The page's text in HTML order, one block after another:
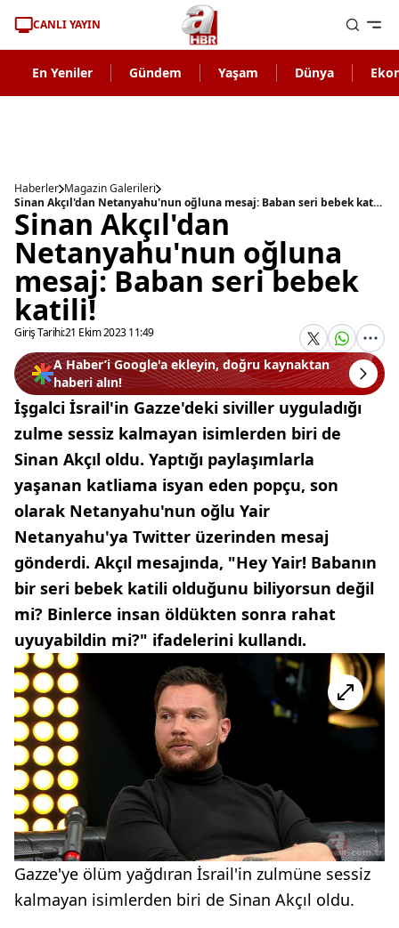
CANLI YAYIN
En Yeniler Gündem Yaşam Dünya
Haberler Magazin Galerileri
Sinan Akçıl'dan Netanyahu'nun oğluna mesaj: Baban seri bebek katili!
Sinan Akçıl'dan
Netanyahu'nun oğluna
mesaj: Baban seri bebek
katili!
Giriş Tarihi:21 Ekim 2023 11:49
A Haber’i Google'a ekleyin, doğru kaynaktan
haberi alın!
İşgalci İsrail'in Gazze'deki siviller uyguladığı
zulme sessiz kalmayan isimlerden biri de
Sinan Akçıl oldu. Yaptığı paylaşımlarla
yaşanan katliama isyan eden popçu, son
olarak Netanyahu'nun oğlu Yair
Netanyahu'ya Twitter üzerinden mesaj
gönderdi. Akçıl mesajında, "Hey Yair! Babanın
bir seri bebek katili olduğunu biliyorsun değil
mi? Binlerce insan öldükten sonra rahat
uyuyabildin mi?" ifadelerini kullandı.
Gazze'ye ölüm yağdıran İsrail'in zulmüne sessiz
kalmayan isimlerden biri de Sinan Akçıl oldu.